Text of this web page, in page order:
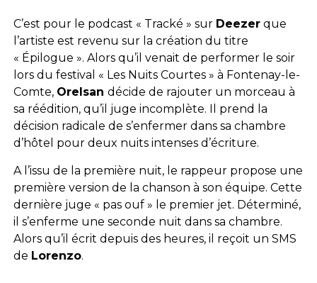
C’est pour le podcast « Tracké » sur Deezerque
l’artiste est revenu sur la création du titre
« Épilogue ». Alors qu’il venait de performer le soir
lors du festival « Les Nuits Courtes » à Fontenay-le-
Comte, Orelsan décide de rajouter un morceau à
sa réédition, qu’il juge incomplète. Il prend la
décision radicale de s’enfermer dans sa chambre
d’hôtel pour deux nuits intenses d’écriture.
A l’issu de la première nuit, le rappeur propose une
première version de la chanson à son équipe. Cette
dernière juge « pas ouf » le premier jet. Déterminé,
il s’enferme une seconde nuit dans sa chambre.
Alors qu’il écrit depuis des heures, il reçoit un SMS
de Lorenzo.